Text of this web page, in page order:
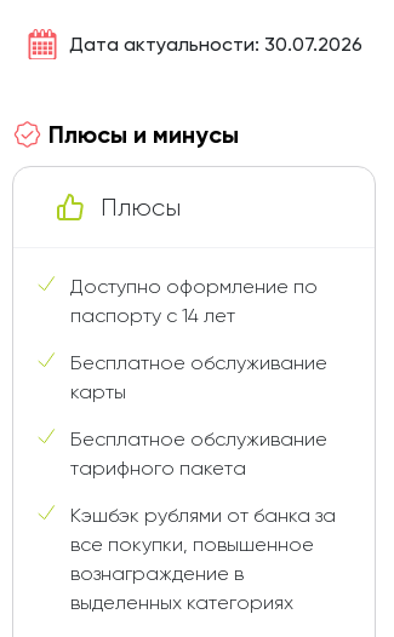
Дата актуальности: 30.07.2026
Плюсы и минусы
Плюсы
Доступно оформление по
паспорту с 14 лет
Бесплатное обслуживание
карты
Бесплатное обслуживание
тарифного пакета
Кэшбэк рублями от банка за
все покупки, повышенное
вознаграждение в
выделенных категориях